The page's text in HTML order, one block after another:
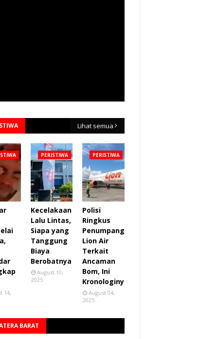
Lihat semua
14,
PERISTIWA
Kecelakaan
Lalu Lintas,
Siapa yang
Tanggung
Biaya
Berobatnya
August 10,
2025
PERISTIWA
Polisi
Ringkus
Penumpang
Lion Air
Terkait
Ancaman
Bom, Ini
Kronologinya
August 04,
2025
BARAT